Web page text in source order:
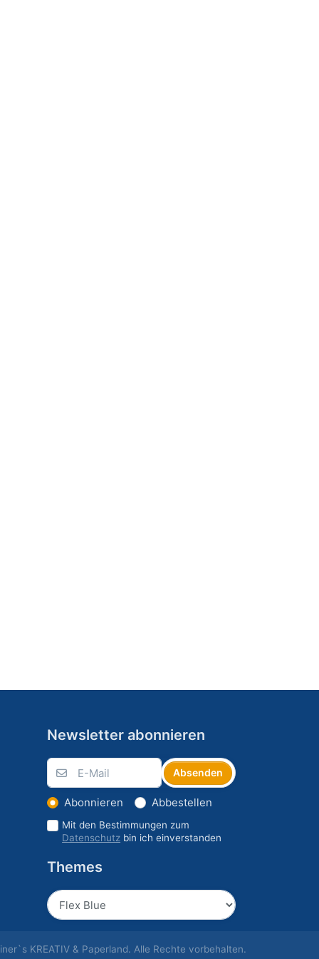
Newsletter abonnieren
Absenden
Abonnieren Abbestellen
Mit den Bestimmungen zum
Datenschutz bin ich einverstanden
Themes
KREATIV & Paperland. Alle Rechte vorbehalten.